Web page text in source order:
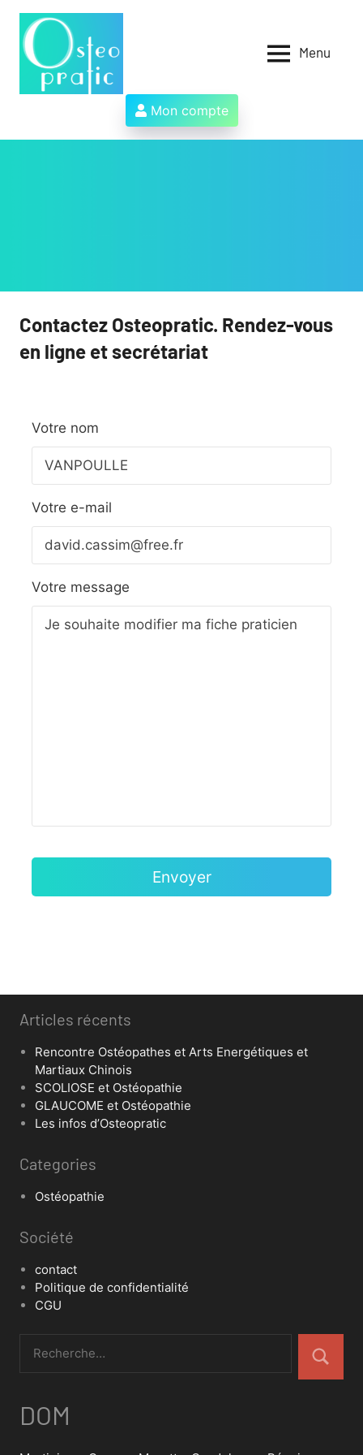
Aller
contenu
des
ostéopathes
et
Menu
Mon compte
Contactez Osteopratic. Rendez-vous
en ligne et secrétariat
Votre nom
Votre e-mail
Votre message
Articles récents
Rencontre Ostéopathes et Arts Energétiques et
Martiaux Chinois
SCOLIOSE et Ostéopathie
GLAUCOME et Ostéopathie
Les infos d’Osteopratic
Categories
Ostéopathie
Société
contact
Politique de confidentialité
CGU
DOM